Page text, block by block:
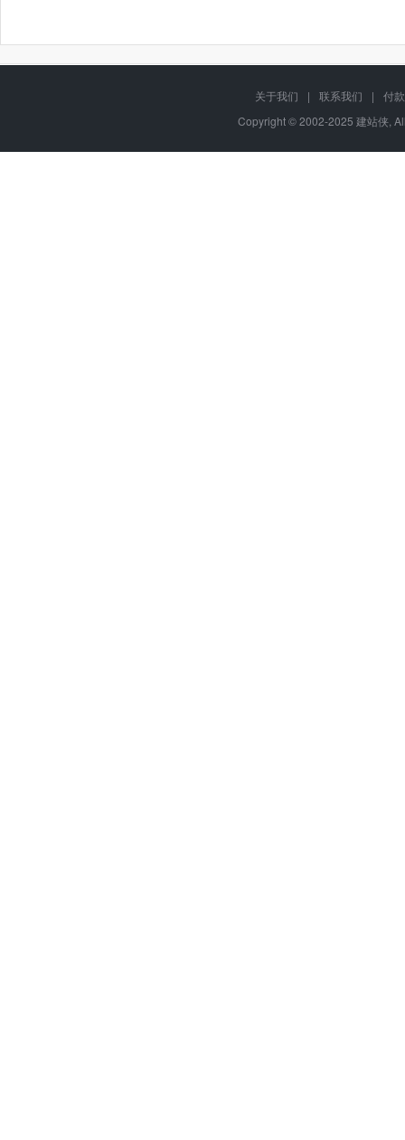
关于我们 | 联系我们 |
付
Copyright © 2002-2025 建站侠,